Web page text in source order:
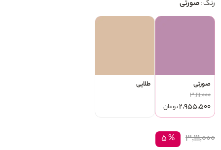
رنگ :صورتی
صورتی
۳,۱۱۱,۰۰۰
۲,۹۵۵,۵۰۰تومان
طلایی
۳,۱۱۱,۰۰۰ % ۵